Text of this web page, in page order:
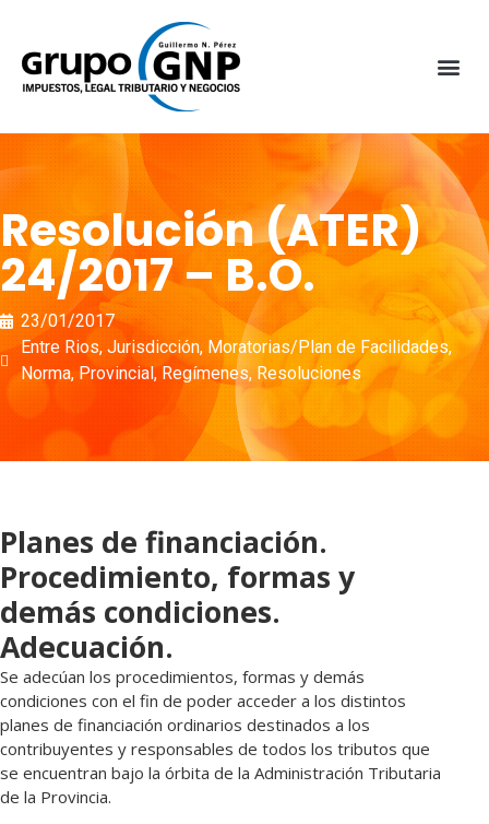
Resolución (ATER)
24/2017 – B.O.
23/01/2017
Entre Rios, Jurisdicción, Moratorias/Plan de Facilidades,
Norma, Provincial,Regímenes, Resoluciones
Planes de financiación.
Procedimiento, formas y
demás condiciones.
Adecuación.
Se adecúan los procedimientos, formas y demás
condiciones con el fin de poder acceder a los distintos
planes de financiación ordinarios destinados a los
contribuyentes y responsables de todos los tributos que
se encuentran bajo la órbita de la Administración Tributaria
de la Provincia.